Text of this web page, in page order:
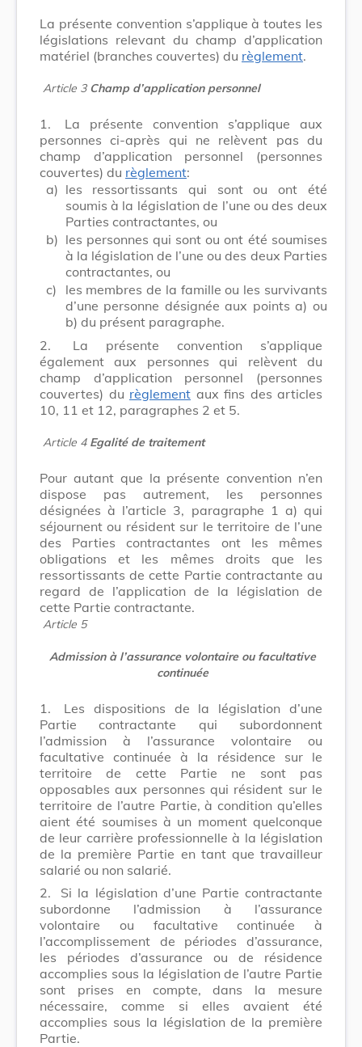
La présente convention s’applique à toutes les
législations relevant du champ d’application
matériel (branches couvertes) du règlement.
Article 3 Champ d’application personnel
1.
La présente convention s’applique aux
personnes ci-après qui ne relèvent pas du
champ d’application personnel (personnes
couvertes) du règlement:
a) les ressortissants qui sont ou ont été
soumis à la législation de l’une ou des deux
Parties contractantes, ou
b) les personnes qui sont ou ont été soumises
à la législation de l’une ou des deux Parties
contractantes, ou
c)
les membres de la famille ou les survivants
d’une personne désignée aux points a) ou
b) du présent paragraphe.
2.
La présente convention s’applique
également aux personnes qui relèvent du
champ d’application personnel (personnes
couvertes) du règlement aux fins des articles
10, 11 et 12, paragraphes 2 et 5.
Article 4 Egalité de traitement
Pour autant que la présente convention n’en
dispose pas autrement, les personnes
désignées à l’article 3, paragraphe 1 a) qui
séjournent ou résident sur le territoire de l’une
des Parties contractantes ont les mêmes
obligations et les mêmes droits que les
ressortissants de cette Partie contractante au
regard de l’application de la législation de
cette Partie contractante.
Article 5
Admission à l’assurance volontaire ou facultative
continuée
1.
Les dispositions de la législation d’une
Partie contractante qui subordonnent
l’admission à l’assurance volontaire ou
facultative continuée à la résidence sur le
territoire de cette Partie ne sont pas
opposables aux personnes qui résident sur le
territoire de l’autre Partie, à condition qu’elles
aient été soumises à un moment quelconque
de leur carrière professionnelle à la législation
de la première Partie en tant que travailleur
salarié ou non salarié.
2.
Si la législation d’une Partie contractante
subordonne l’admission à l’assurance
volontaire ou facultative continuée à
l’accomplissement de périodes d’assurance,
les périodes d’assurance ou de résidence
accomplies sous la législation de l’autre Partie
sont prises en compte, dans la mesure
nécessaire, comme si elles avaient été
accomplies sous la législation de la première
Partie.